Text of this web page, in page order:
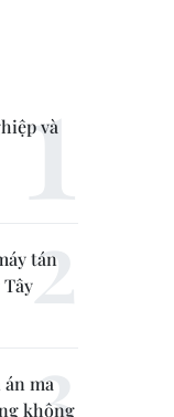
và
tán
ma
không